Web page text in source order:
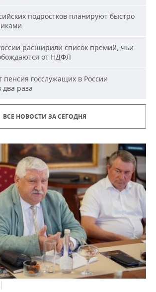
подростков планируют быстро
расширили список премий, чьи
от НДФЛ
пенсия госслужащих в России
два раза
ВСЕ НОВОСТИ ЗА СЕГОДНЯ